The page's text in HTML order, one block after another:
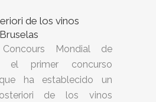
de los vinos
Mondial de
el primer concurso
ha establecido un
de los vinos